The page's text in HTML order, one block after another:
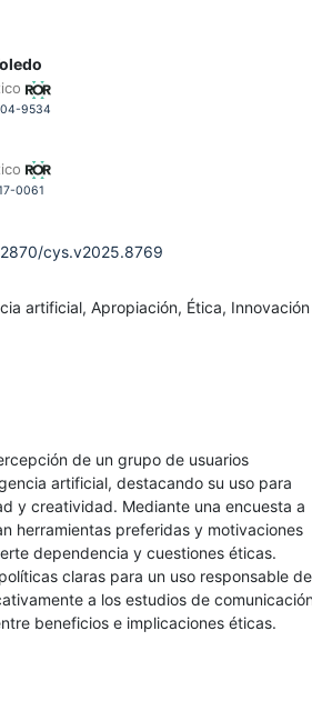
9534
0061
cys.v2025.8769
artificial, Apropiación, Ética, Innovación
de un grupo de usuarios
artificial, destacando su uso para
y creatividad. Mediante una encuesta a
herramientas preferidas y motivaciones
dependencia y cuestiones éticas.
claras para un uso responsable de
a los estudios de
beneficios e implicaciones éticas.